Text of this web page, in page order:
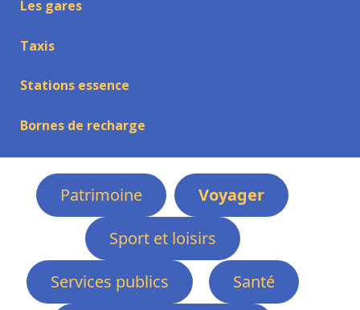
Les gares
Taxis
Stations essence
Bornes de recharge
Patrimoine
Voyager
Sport et loisirs
Services publics
Santé